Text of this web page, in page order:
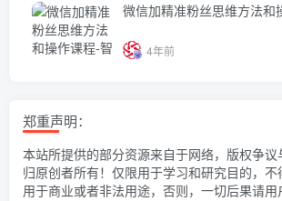
微信加精准粉丝思维方法和
4年前
郑重声明：
本站所提供的部分资源来自于网络，版权争
归原创者所有！仅限用于学习和研究目的，
用于商业或者非法用途，否则，一切后果请用